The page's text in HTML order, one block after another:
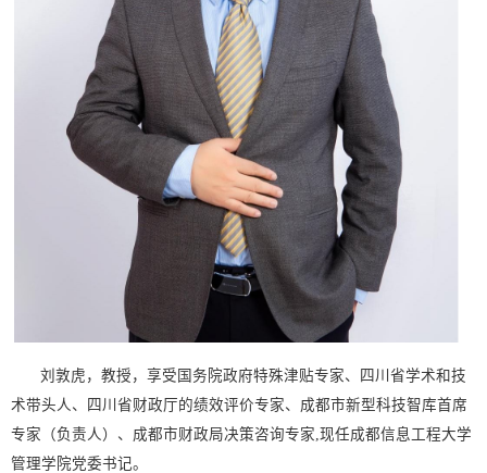
刘敦虎，教授，享受国务院政府特殊津贴专家、四川省学术和技
术带头人、四川省财政厅的绩效评价专家、成都市新型科技智库首席
专家（负责人）、成都市财政局决策咨询专家,现任成都信息工程大学
管理学院党委书记。